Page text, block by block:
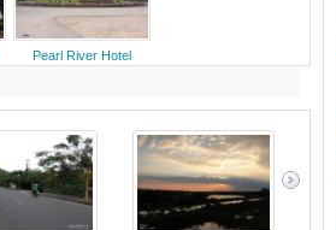
Pearl River Hotel